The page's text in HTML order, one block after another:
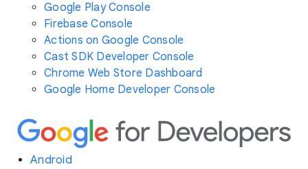
Google Play Console
Firebase Console
Actions on Google Console
Cast SDK Developer Console
Chrome Web Store Dashboard
Google Home Developer Console
Android